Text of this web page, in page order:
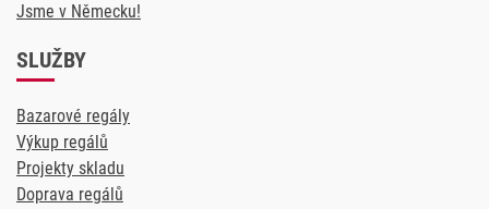
Jsme v Německu!
SLUŽBY
Bazarové regály
Výkup regálů
Projekty skladu
Doprava regálů